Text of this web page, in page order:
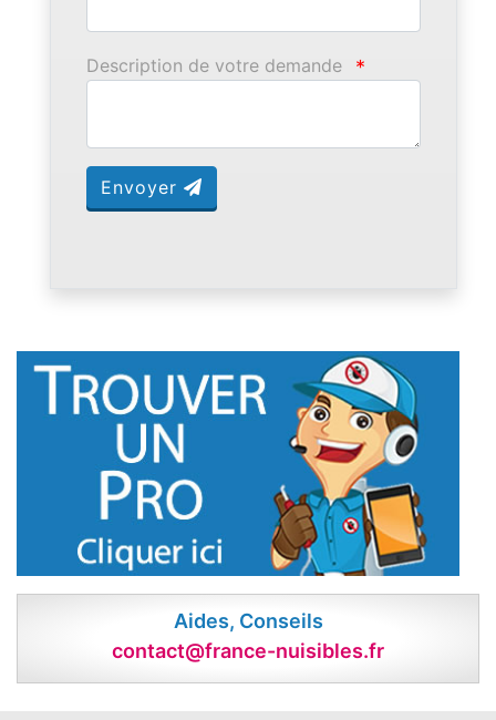
Description de votre demande *
Envoyer
Aides, Conseils
contact@france-nuisibles.fr